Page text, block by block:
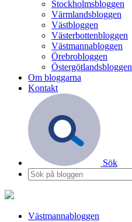
Stockholmsbloggen
Värmlandsbloggen
Västbloggen
Västerbottenbloggen
Västmannabloggen
Örebrobloggen
Östergötlandsbloggen
Om bloggarna
Kontakt
Sök
Västmannabloggen